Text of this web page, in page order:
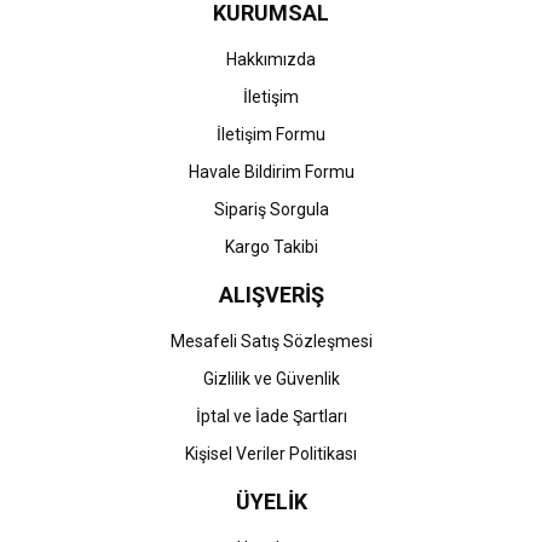
Ürün fiyatı diğer sitelerden daha pahalı.
Gönder
KURUMSAL
Hakkımızda
İletişim
İletişim Formu
Havale Bildirim Formu
Sipariş Sorgula
Kargo Takibi
ALIŞVERİŞ
Mesafeli Satış Sözleşmesi
Gizlilik ve Güvenlik
İptal ve İade Şartları
Kişisel Veriler Politikası
ÜYELİK